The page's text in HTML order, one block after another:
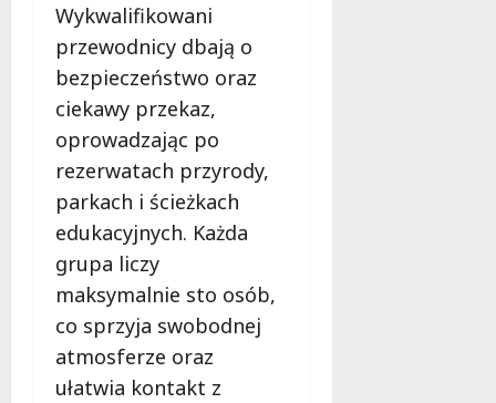
Wykwalifikowani
przewodnicy dbają o
bezpieczeństwo oraz
ciekawy przekaz,
oprowadzając po
rezerwatach przyrody,
parkach i ścieżkach
edukacyjnych. Każda
grupa liczy
maksymalnie sto osób,
co sprzyja swobodnej
atmosferze oraz
ułatwia kontakt z